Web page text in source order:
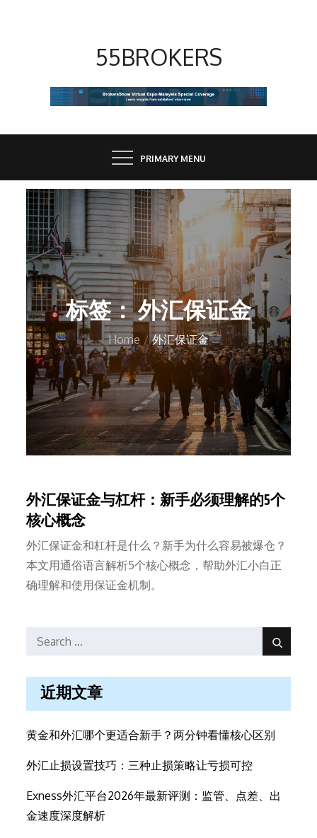
55BROKERS
PRIMARY MENU
标签：外汇保证金
Home 外汇保证金
外汇保证金与杠杆：新手必须理解的5个
核心概念
外汇保证金和杠杆是什么？新手为什么容易被爆仓？
本文用通俗语言解析5个核心概念，帮助外汇小白正
确理解和使用保证金机制。
Search
Search
近期文章
黄金和外汇哪个更适合新手？两分钟看懂核心区别
外汇止损设置技巧：三种止损策略让亏损可控
Exness外汇平台2026年最新评测：监管、点差、出
金速度深度解析